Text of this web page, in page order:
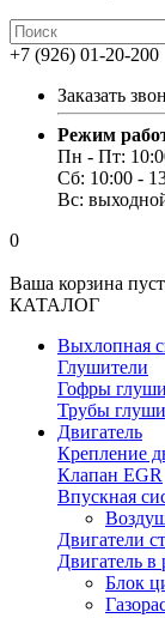
+7 (926) 01-20-200
Заказать
Режим
Пн - Пт:
Сб: 10:00 -
Вс:
0
Ваша корзина
КАТАЛОГ
Выхлопная
Глушители
Гофры
Трубы
Двигатель
Крепление
Клапан EGR
Впускная
Двигатели
Двигатель в
Блок